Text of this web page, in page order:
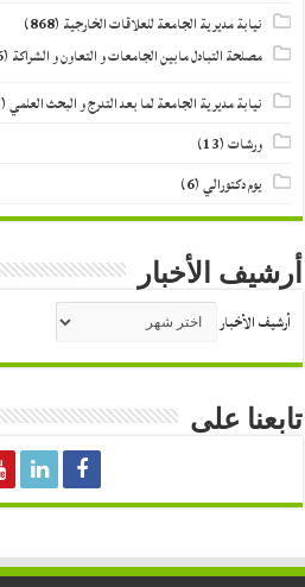
نيابة مديرية الجامعة للعلاقات الخارجية (868)
مصلحة التبادل مابين الجامعات و التعاون و الشراكة (66)
نيابة مديرية الجامعة لما بعد التدرج و البحث العلمي(277)
ورشات(13)
يوم دكتورالي(6)
أرشيف الأخبار
أرشيف الأخبار
تابعنا على